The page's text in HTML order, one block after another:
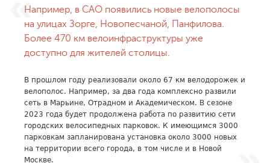
Например, в САО появились новые велополосы
на улицах Зорге, Новопесчаной, Панфилова.
Более 470 км велоинфраструктуры уже
доступно для жителей столицы.
В прошлом году реализовали около 67 км велодорожек и
велополос. Например, за два года комплексно развили
сеть в Марьине, Отрадном и Академическом. В сезоне
2023 года будет продолжена работа по развитию сети
городских велосипедных парковок. К имеющимся 3000
парковкам запланирована установка около 3000 новых
на территории всего города, в том числе и в Новой
Москве.